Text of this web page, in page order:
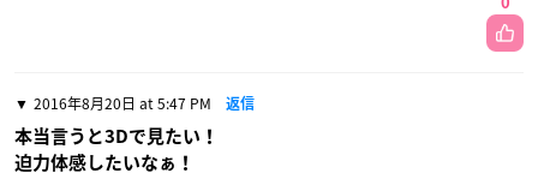
2016年8月20日 at 5:47 PM 返信
本当言うと3Dで見たい！
迫力体感したいなぁ！